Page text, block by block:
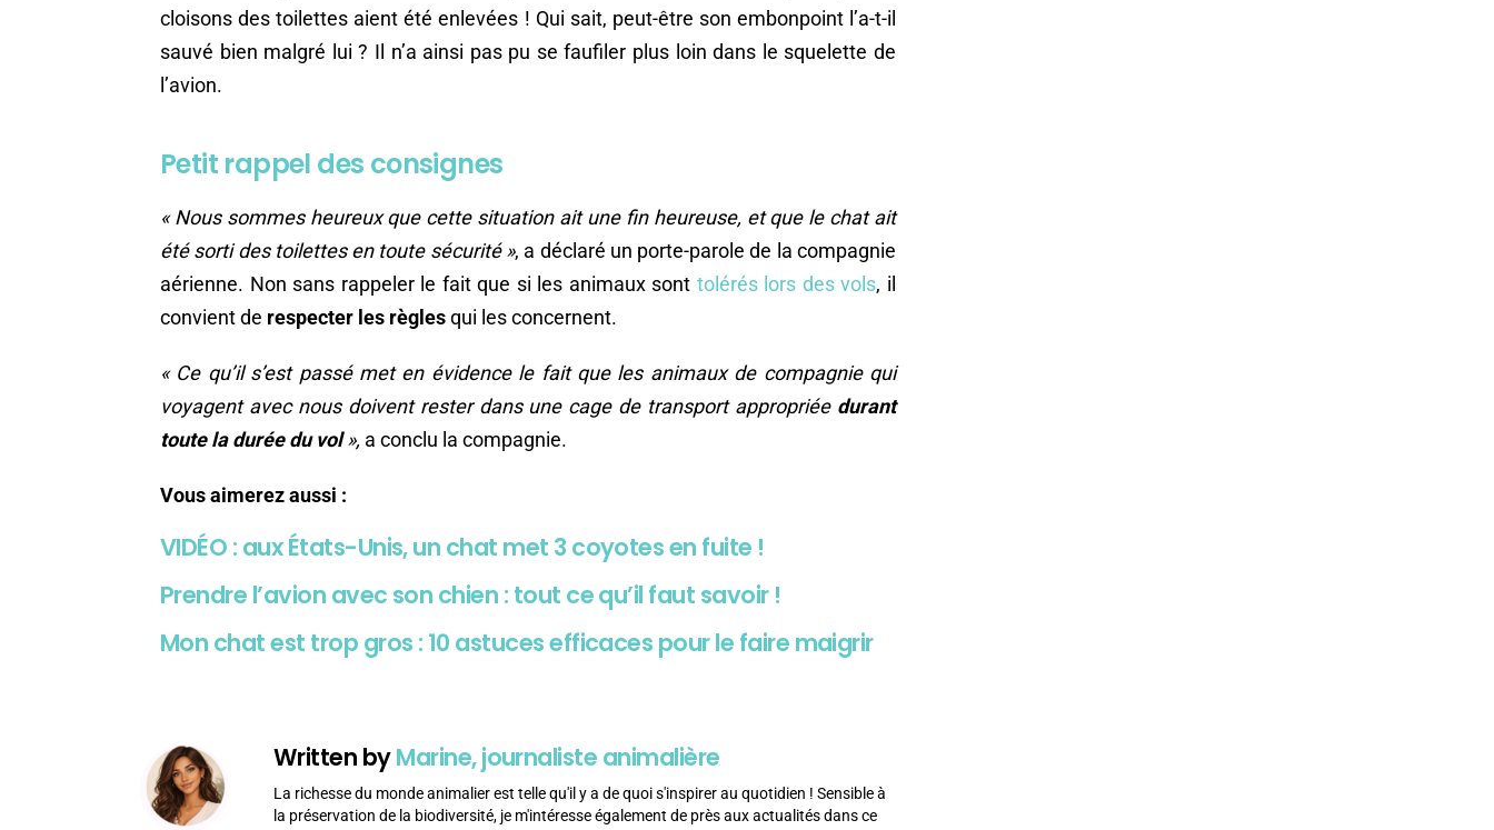
cloisons des toilettes aient été enlevées ! Qui sait, peut-être son embonpoint l’a-t-il
sauvé bien malgré lui ? Il n’a ainsi pas pu se faufiler plus loin dans le squelette de
l’avion.
Petit rappel des consignes
« Nous sommes heureux que cette situation ait une fin heureuse, et que le chat ait
été sorti des toilettes en toute sécurité », a déclaré un porte-parole de la compagnie
aérienne. Non sans rappeler le fait que si les animaux sont tolérés lors des vols, il
convient de respecter les règlesqui les concernent.
« Ce qu’il s’est passé met en évidence le fait que les animaux de compagnie qui
voyagent avec nous doivent rester dans une cage de transport appropriée durant
toute la durée du vol», a conclu la compagnie.
Vous aimerez aussi :
VIDÉO : aux États-Unis, un chat met 3 coyotes en fuite !
Prendre l’avion avec son chien : tout ce qu’il faut savoir !
Mon chat est trop gros : 10 astuces efficaces pour le faire maigrir
Written byMarine, journaliste animalière
La richesse du monde animalier est telle qu'il y a de quoi s'inspirer au quotidien ! Sensible à
la préservation de la biodiversité, je m'intéresse également de près aux actualités dans ce